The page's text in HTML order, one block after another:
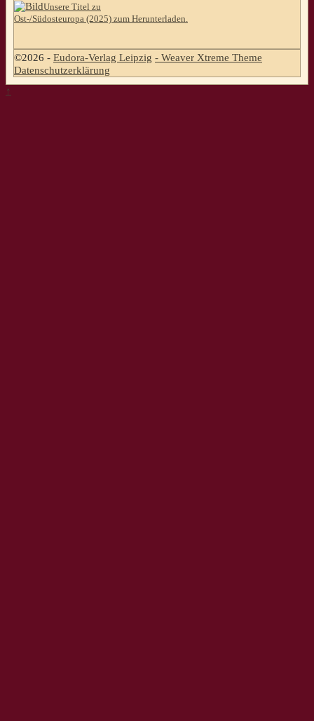
Unsere Titel zu
Ost-/Südosteuropa (2025) zum Herunterladen.
©2026 - Eudora-Verlag Leipzig - Weaver Xtreme Theme
Datenschutzerklärung
↑